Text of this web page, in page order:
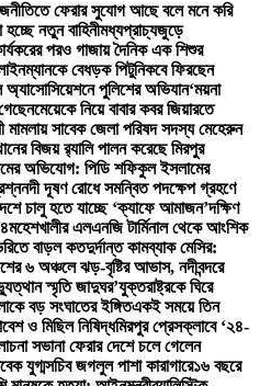
ফেরার সুযোগ আছে বলে মনে করি
নতুন বাহিনীমধ্যপ্রাচ্যজুড়ে
পরও গাজায় দৈনিক এক শিশুর
বেধড়ক পিটুনিকবে ফিরছেন
অ্যাসোসিয়েশনে পুলিশের অভিযান‘ময়না
মেয়েকে নিয়ে বাবার কবর জিয়ারতে
মামলায় সাবেক জেলা পরিষদ সদস্য মেহেরুন
বিজয় র‍্যালি পালন করেছে মিরপুর
অভিযোগ: পিডি শফিকুল ইসলামের
নদী দূষণ রোধে সমন্বিত পদক্ষেপ গ্রহণে
চালু হতে যাচ্ছে ‘ক্যাফে আমাজন’দক্ষিণ
মহেশখালীর এলএনজি টার্মিনাল থেকে আংশিক
বাড়ল কতদুর্দান্ত কামব্যাক মেসির:
৬ অঞ্চলে ঝড়-বৃষ্টির আভাস, নদীবন্দরে
স্মৃতি জাদুঘর’যুক্তরাষ্ট্রকে ঘিরে
বড় সংঘাতের ইঙ্গিতএকই সময়ে তিন
ও মিছিল নিষিদ্ধমিরপুর প্রেসক্লাবে ‘২৪-
সভানা ফেরার দেশে চলে গেলেন
যুগ্মসচিব জগলুল পাশা কারাগারে১৬ বছরে